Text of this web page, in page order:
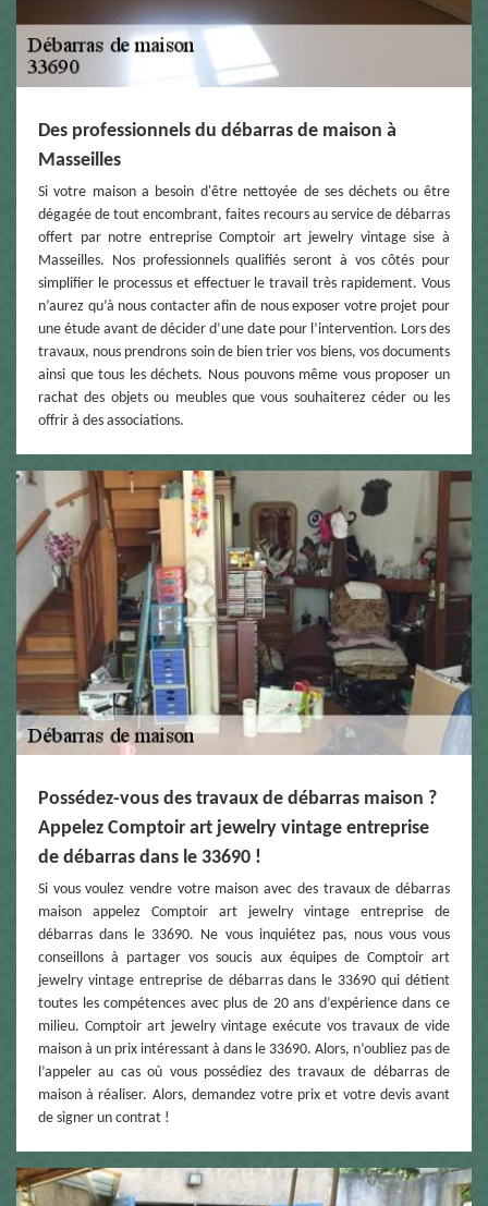
Des professionnels du débarras de maison à
Masseilles
Si votre maison a besoin d'être nettoyée de ses déchets ou être
dégagée de tout encombrant, faites recours au service de débarras
offert par notre entreprise Comptoir art jewelry vintage sise à
Masseilles. Nos professionnels qualifiés seront à vos côtés pour
simplifier le processus et effectuer le travail très rapidement. Vous
n’aurez qu’à nous contacter afin de nous exposer votre projet pour
une étude avant de décider d’une date pour l’intervention. Lors des
travaux, nous prendrons soin de bien trier vos biens, vos documents
ainsi que tous les déchets. Nous pouvons même vous proposer un
rachat des objets ou meubles que vous souhaiterez céder ou les
offrir à des associations.
Possédez-vous des travaux de débarras maison ?
Appelez Comptoir art jewelry vintage entreprise
de débarras dans le 33690 !
Si vous voulez vendre votre maison avec des travaux de débarras
maison appelez Comptoir art jewelry vintage entreprise de
débarras dans le 33690. Ne vous inquiétez pas, nous vous vous
conseillons à partager vos soucis aux équipes de Comptoir art
jewelry vintage entreprise de débarras dans le 33690 qui détient
toutes les compétences avec plus de 20 ans d’expérience dans ce
milieu. Comptoir art jewelry vintage exécute vos travaux de vide
maison à un prix intéressant à dans le 33690. Alors, n’oubliez pas de
l’appeler au cas où vous possédiez des travaux de débarras de
maison à réaliser. Alors, demandez votre prix et votre devis avant
de signer un contrat !